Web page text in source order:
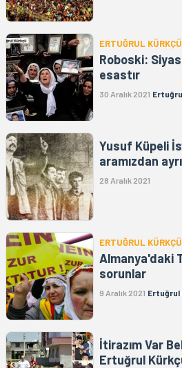
ERTUĞRUL
Roboski:
esastır
30 Aralık 2021
Yusuf Küpeli
aramızdan
28 Aralık 2021
ERTUĞRUL
Almanya'daki
sorunlar
9 Aralık 2021 Ertuğrul
İtirazım Var
Ertuğrul